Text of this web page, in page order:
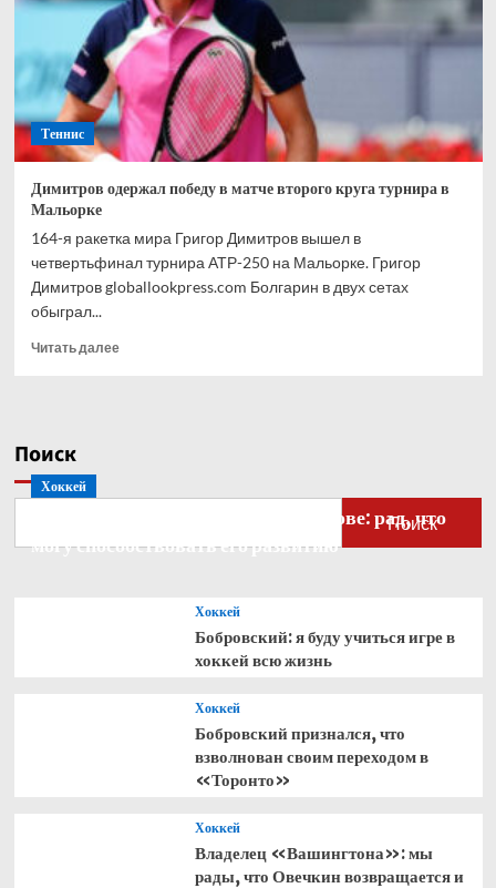
турнира
на
Мальорке
Теннис
Димитров одержал победу в матче второго круга турнира в
Мальорке
164-я ракетка мира Григор Димитров вышел в
четвертьфинал турнира АТР-250 на Мальорке. Григор
Димитров globallookpress.com Болгарин в двух сетах
обыграл...
Читать далееПрочитать
Поиск
Поиск
Хоккей
Бобровский — о голкипере Ахтямове: рад, что
могу способствовать его развитию
Хоккей
Бобровский: я буду учиться игре в
хоккей всю жизнь
Хоккей
Бобровский признался, что
взволнован своим переходом в
«Торонто»
Хоккей
Владелец «Вашингтона»: мы
рады, что Овечкин возвращается и